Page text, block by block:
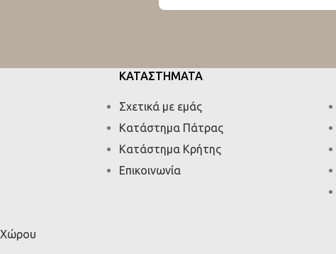
Χώρου
ΚΑΤΑΣΤΗΜΑΤΑ
Σχετικά με εμάς
Κατάστημα Πάτρας
Κατάστημα Κρήτης
Επικοινωνία